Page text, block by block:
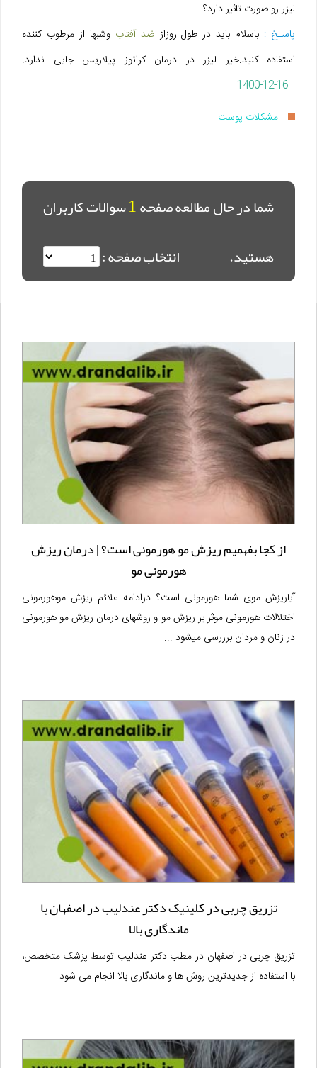
لیزر رو صورت تاثیر دارد؟
پاسـخ : باسلام باید در طول روزاز ضد آفتاب وشبها از مرطوب کننده
استفاده کنید.خیر لیزر در درمان کراتوز پیلاریس جایی ندارد.
1400-12-16
مشکلات پوست
شما در حال مطالعه صفحه1سوالات کاربران
هستید.
انتخاب صفحه :
از کجا بفهمیم ریزش مو هورمونی است؟ | درمان ریزش
هورمونی مو
آیاریزش موی شما هورمونی است؟ درادامه علائم ریزش موهورمونی
اختلالات هورمونی موثر بر ریزش مو و روشهای درمان ریزش مو هورمونی
در زنان و مردان برررسی میشود ...
تزریق چربی در کلینیک دکتر عندلیب در اصفهان با
ماندگاری بالا
تزریق چربی در اصفهان در مطب دکتر عندلیب توسط پزشک متخصص،
با استفاده از جدیدترین روش ها و ماندگاری بالا انجام می شود. ...